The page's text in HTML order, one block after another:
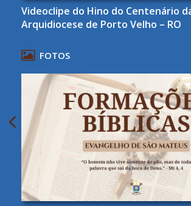
Videoclipe do Hino do Centenário
Arquidiocese de Porto Velho – RO
FOTOS